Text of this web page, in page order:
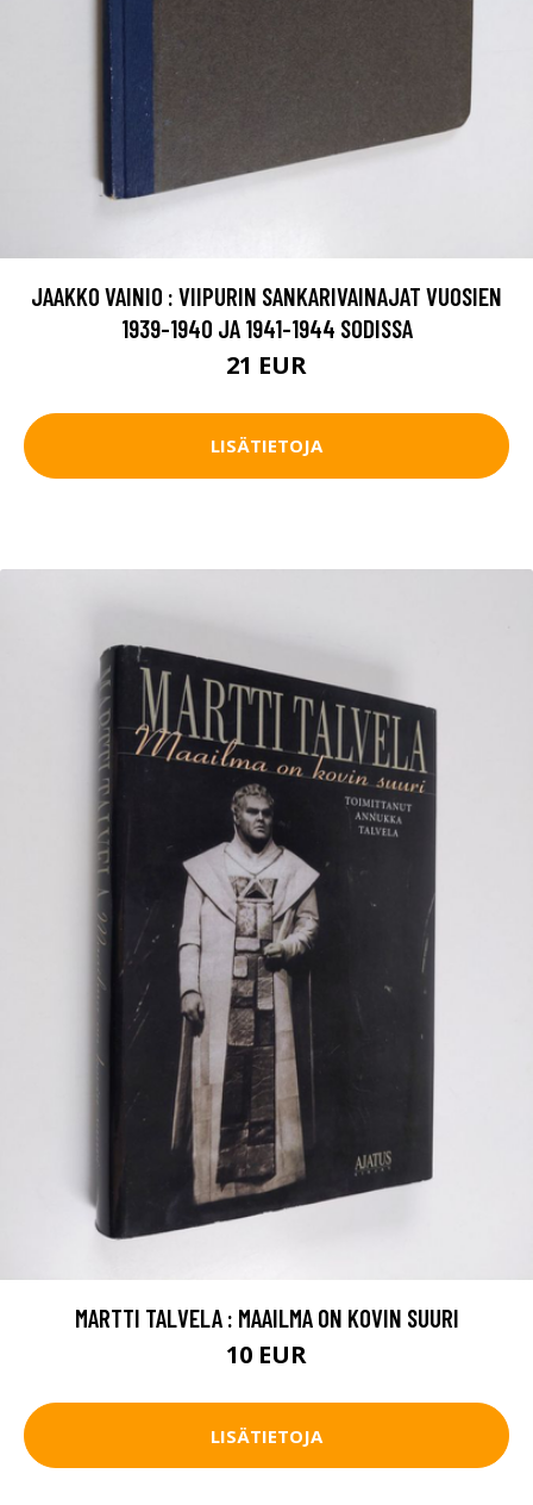
JAAKKO VAINIO : VIIPURIN SANKARIVAINAJAT VUOSIEN
1939-1940 JA 1941-1944 SODISSA
21 EUR
LISÄTIETOJA
MARTTI TALVELA : MAAILMA ON KOVIN SUURI
10 EUR
LISÄTIETOJA